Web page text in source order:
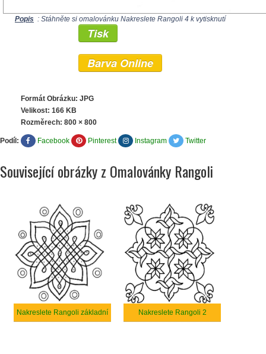
Popis : Stáhněte si omalovánku Nakreslete Rangoli 4 k vytisknutí
Tisk
Barva Online
Formát Obrázku: JPG
Velikost: 166 KB
Rozměrech: 800 × 800
Podíl: Facebook Pinterest Instagram Twitter
Související obrázky z Omalovánky Rangoli
Nakreslete Rangoli základní Nakreslete Rangoli 2